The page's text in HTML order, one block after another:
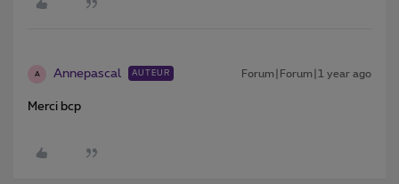
A Annepascal AUTEUR Forum|Forum|1 year ago
Merci bcp